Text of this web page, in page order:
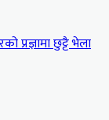
प्रज्ञामा छुट्टै भेला